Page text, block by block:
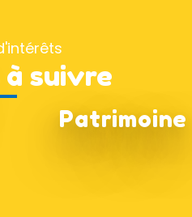
suivre
Patrimoine